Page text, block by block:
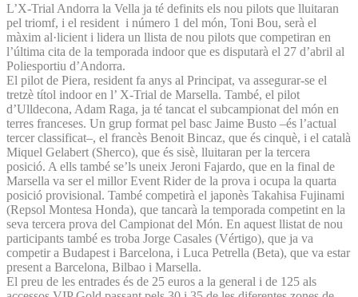
L’X-Trial Andorra la Vella ja té definits els nou pilots que lluitaran
pel triomf, i el resident i número 1 del món, Toni Bou, serà el
màxim al·licient i lidera un llista de nou pilots que competiran en
l’última cita de la temporada indoor que es disputarà el 27 d’abril al
Poliesportiu d’Andorra.
El pilot de Piera, resident fa anys al Principat, va assegurar-se el
tretzè títol indoor en l’ X-Trial de Marsella. També, el pilot
d’Ulldecona, Adam Raga, ja té tancat el subcampionat del món en
terres franceses. Un grup format pel basc Jaime Busto –és l’actual
tercer classificat–, el francès Benoit Bincaz, que és cinquè, i el català
Miquel Gelabert (Sherco), que és sisè, lluitaran per la tercera
posició. A ells també se’ls uneix Jeroni Fajardo, que en la final de
Marsella va ser el millor Event Rider de la prova i ocupa la quarta
posició provisional. També competirà el japonès Takahisa Fujinami
(Repsol Montesa Honda), que tancarà la temporada competint en la
seva tercera prova del Campionat del Món. En aquest llistat de nou
participants també es troba Jorge Casales (Vértigo), que ja va
competir a Budapest i Barcelona, i Luca Petrella (Beta), que va estar
present a Barcelona, Bilbao i Marsella.
El preu de les entrades és de 25 euros a la general i de 125 als